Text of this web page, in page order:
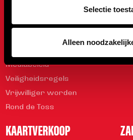
Selectie
Alleen
Sparen met DAPPRE
Mediabeleid
Veiligheidsregels
Vrijwilliger worden
Rond de Toss
KAARTVERKOOP